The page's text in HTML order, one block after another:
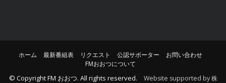
ホーム 最新番組表 リクエスト 公認サポーター
お問い合わせ
FMおおつについて
© CopyrightFM おおつ. All rights reserved. Website supported by 株